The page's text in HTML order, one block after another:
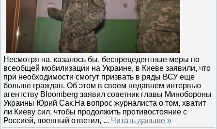
Несмотря на, казалось бы, беспрецедентные меры по
всеобщей мобилизации на Украине, в Киеве заявили, что
при необходимости смогут призвать в ряды ВСУ еще
больше граждан. Об этом в своем недавнем интервью
агентству Bloomberg заявил советник главы Минобороны
Украины Юрий Сак.На вопрос журналиста о том, хватит
ли Киеву сил, чтобы продолжить противостояние с
Россией, военный ответил, ... Читать дальше »